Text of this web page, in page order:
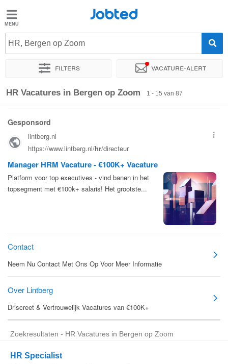
Jobted
Vacatures
Salarissen
Jobted
HR, Bergen op Zoom
Filters Vacature-alert
Sorteer op Exacte locatie Bedrijf Uitzendbureau
HR Vacatures in Bergen op Zoom 1 - 15 van 87
Zoekresultaten - HR Vacatures in Bergen op Zoom
HR Specialist